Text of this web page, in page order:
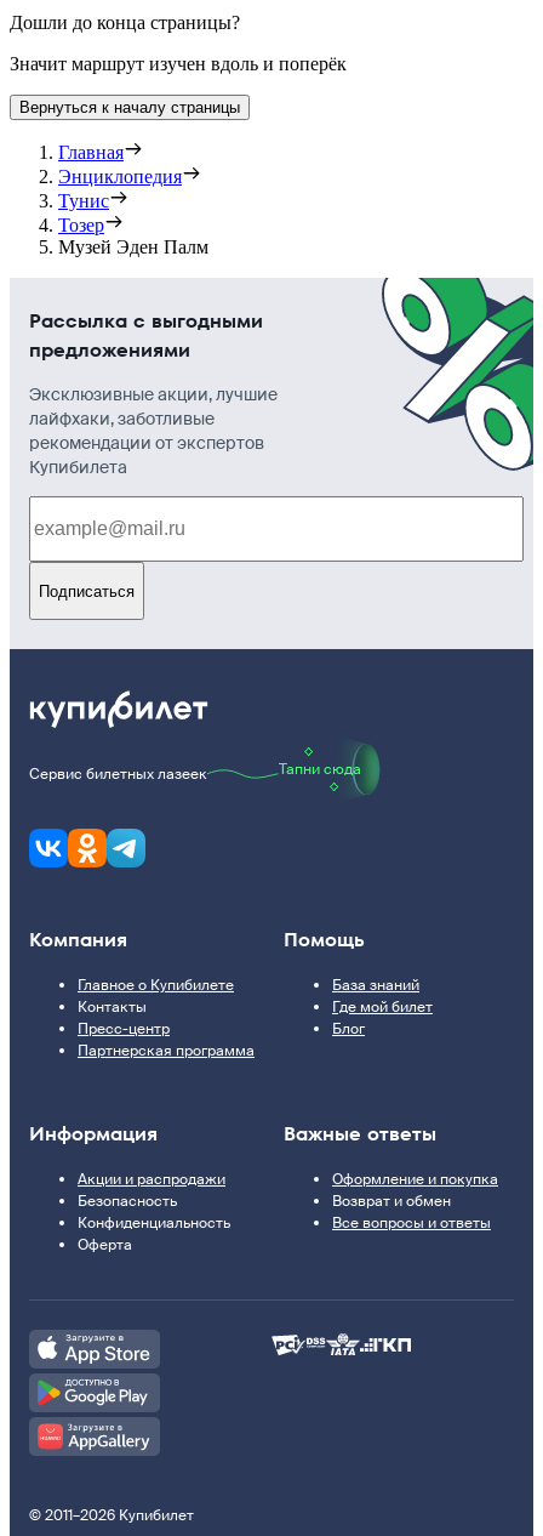
Дошли до конца страницы?
Значит маршрут изучен вдоль и поперёк
Вернуться к началу страницы
Главная
Энциклопедия
Тунис
Тозер
Музей Эден Палм
Рассылка с выгодными
предложениями
Эксклюзивные акции, лучшие
лайфхаки, заботливые
рекомендации от экспертов
Купибилета
Подписаться
Сервис билетных лазеек Тапни сюда
Компания
Главное о Купибилете
Контакты
Пресс-центр
Партнерская программа
Помощь
База знаний
Где мой билет
Блог
Информация
Акции и распродажи
Безопасность
Конфиденциальность
Оферта
Важные ответы
Оформление и покупка
Возврат и обмен
Все вопросы и ответы
© 2011–2026 Купибилет